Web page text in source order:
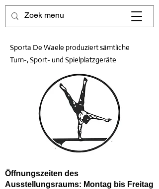
Sporta De Waele produziert sämtliche
Turn-, Sport- und Spielplatzgeräte
Öffnungszeiten des
Ausstellungsraums: Montag bis Freitag